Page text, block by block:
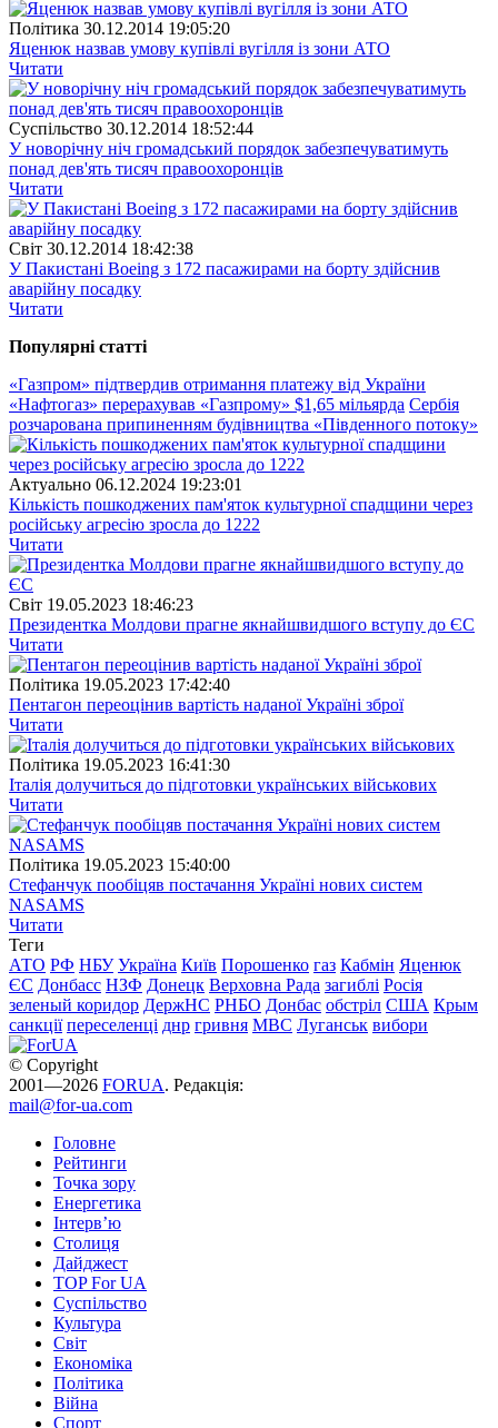
Полiтика 30.12.2014 19:05:20
Яценюк назвав умову купівлі вугілля із зони АТО
Читати
Суспiльство 30.12.2014 18:52:44
У новорічну ніч громадський порядок забезпечуватимуть
понад дев'ять тисяч правоохоронців
Читати
Свiт 30.12.2014 18:42:38
У Пакистані Boeing з 172 пасажирами на борту здійснив
аварійну посадку
Читати
Популярнi статтi
«Газпром» підтвердив отримання платежу від України
«Нафтогаз» перерахував «Газпрому» $1,65 мільярда Сербія
розчарована припиненням будівництва «Південного потоку»
Актуально 06.12.2024 19:23:01
Кількість пошкоджених пам'яток культурної спадщини через
російську агресію зросла до 1222
Читати
Свiт 19.05.2023 18:46:23
Президентка Молдови прагне якнайшвидшого вступу до ЄС
Читати
Полiтика 19.05.2023 17:42:40
Пентагон переоцінив вартість наданої Україні зброї
Читати
Полiтика 19.05.2023 16:41:30
Італія долучиться до підготовки українських військових
Читати
Полiтика 19.05.2023 15:40:00
Стефанчук пообіцяв постачання Україні нових систем
NASAMS
Читати
Теги
АТО РФ НБУ Україна Київ Порошенко газ Кабмін Яценюк
ЄС Донбасс НЗФ Донецк Верховна Рада загиблі Росія
зеленый коридор ДержНС РНБО Донбас обстріл США Крым
санкції переселенці днр гривня МВС Луганськ вибори
© Copyright
2001—2026 FORUA. Редакція:
mail@for-ua.com
Головне
Рейтинги
Точка зору
Енергетика
Інтерв’ю
Столиця
Дайджест
TOP For UA
Суспiльство
Культура
Світ
Економіка
Політика
Війна
Спорт